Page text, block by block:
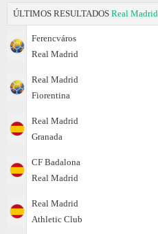
ÚLTIMOS RESULTADOS Real Madrid
Ferencváros
Real Madrid
Real Madrid
Fiorentina
Real Madrid
Granada
CF Badalona
Real Madrid
Real Madrid
Athletic Club